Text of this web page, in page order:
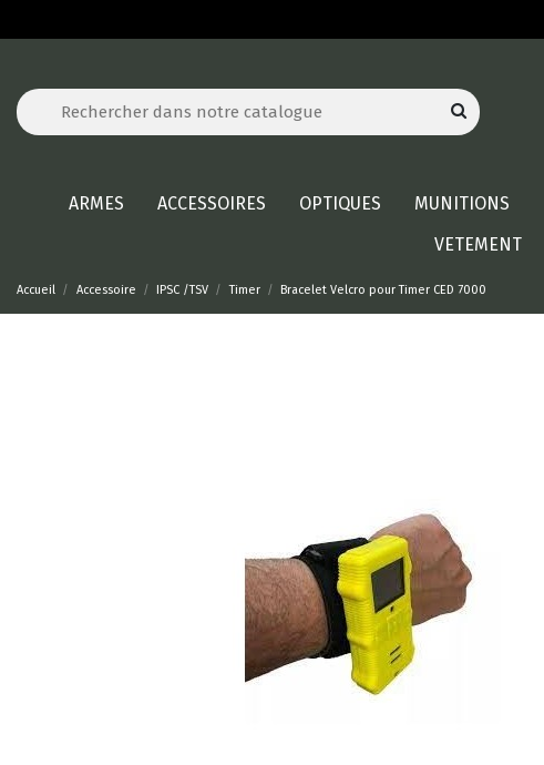
ARMES ACCESSOIRES OPTIQUES MUNITIONS
VETEMENT
Accueil Accessoire IPSC /TSV Timer Bracelet Velcro pour Timer CED 7000